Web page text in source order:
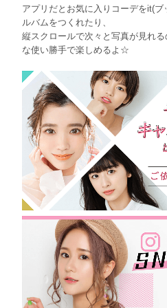
アプリだとお気に入りコーデをit(
ルバムをつくれたり、
縦スクロールで次々と写真が見れ
な使い勝手で楽しめるよ☆